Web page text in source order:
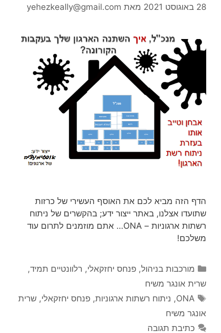
28 באוגוסט 2021 מאת yehezkeally@gmail.com
הדף הזה מביא לכם את האוסף העשירי של כרזות
שתועדו אצלנו, באתר ייצור ידע; בהקשרים של ניתוח
רשתות ארגוניות – ONA… אתם מוזמנים לתרום עוד
משלכם!
קטגוריות
מורכבות בניהול,פנחס יחזקאלי, רלוונטיים תמיד,
שרית אונגר משיח
תגיות
ONA
, ניתוח רשתות ארגוניות,פנחס יחזקאלי,שרית
אונגר משיח
כתיבת תגובה